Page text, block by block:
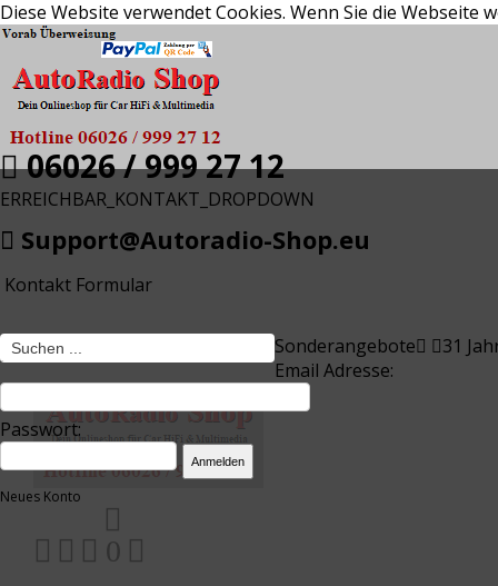
Diese Website verwendet Cookies. Wenn Sie die
0,00 €
06026 / 999 27 12
ERREICHBAR_KONTAKT_DROPDOWN
Support@Autoradio-Shop.eu
Kontakt Formular
Sonderangebote
31
Email Adresse:
Passwort:
Neues Konto
0